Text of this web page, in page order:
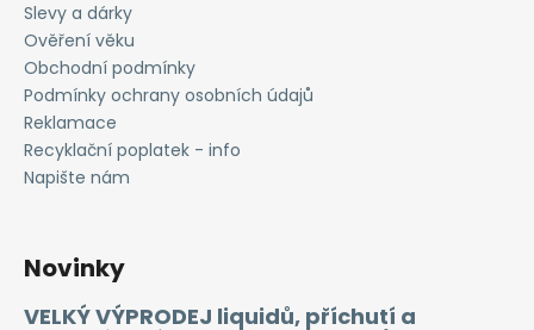
Slevy a dárky
Ověření věku
Obchodní podmínky
Podmínky ochrany osobních údajů
Reklamace
Recyklační poplatek - info
Napište nám
Novinky
VELKÝ VÝPRODEJ liquidů, příchutí a